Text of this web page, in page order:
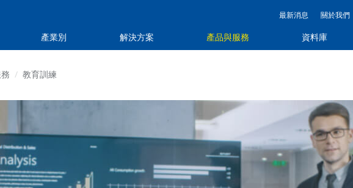
最新消息 關於我們
產業別 解決方案 產品與服務 資料庫
教育訓練